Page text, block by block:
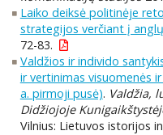
Laiko deiksė politinėje
strategijos verčiant į
72-83.
Valdžios ir individo
ir vertinimas visuomenės
a. pirmoji pusė). Valdžia,
Didžiojoje
Vilnius: Lietuvos istorijos